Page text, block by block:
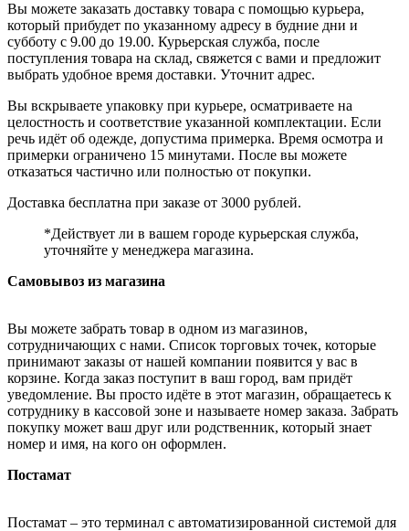
Вы можете заказать доставку товара с помощью курьера,
который прибудет по указанному адресу в будние дни и
субботу с 9.00 до 19.00. Курьерская служба, после
поступления товара на склад, свяжется с вами и предложит
выбрать удобное время доставки. Уточнит адрес.
Вы вскрываете упаковку при курьере, осматриваете на
целостность и соответствие указанной комплектации. Если
речь идёт об одежде, допустима примерка. Время осмотра и
примерки ограничено 15 минутами. После вы можете
отказаться частично или полностью от покупки.
Доставка бесплатна при заказе от 3000 рублей.
*Действует ли в вашем городе курьерская служба,
уточняйте у менеджера магазина.
Самовывоз из магазина
Вы можете забрать товар в одном из магазинов,
сотрудничающих с нами. Список торговых точек, которые
принимают заказы от нашей компании появится у вас в
корзине. Когда заказ поступит в ваш город, вам придёт
уведомление. Вы просто идёте в этот магазин, обращаетесь к
сотруднику в кассовой зоне и называете номер заказа. Забрать
покупку может ваш друг или родственник, который знает
номер и имя, на кого он оформлен.
Постамат
Постамат – это терминал с автоматизированной системой для